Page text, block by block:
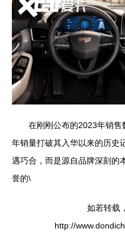
在刚刚公布的2023年销
年销量打破其入华以来的历史
遇巧合，而是源自品牌深刻
誉的\
如若转载
http://